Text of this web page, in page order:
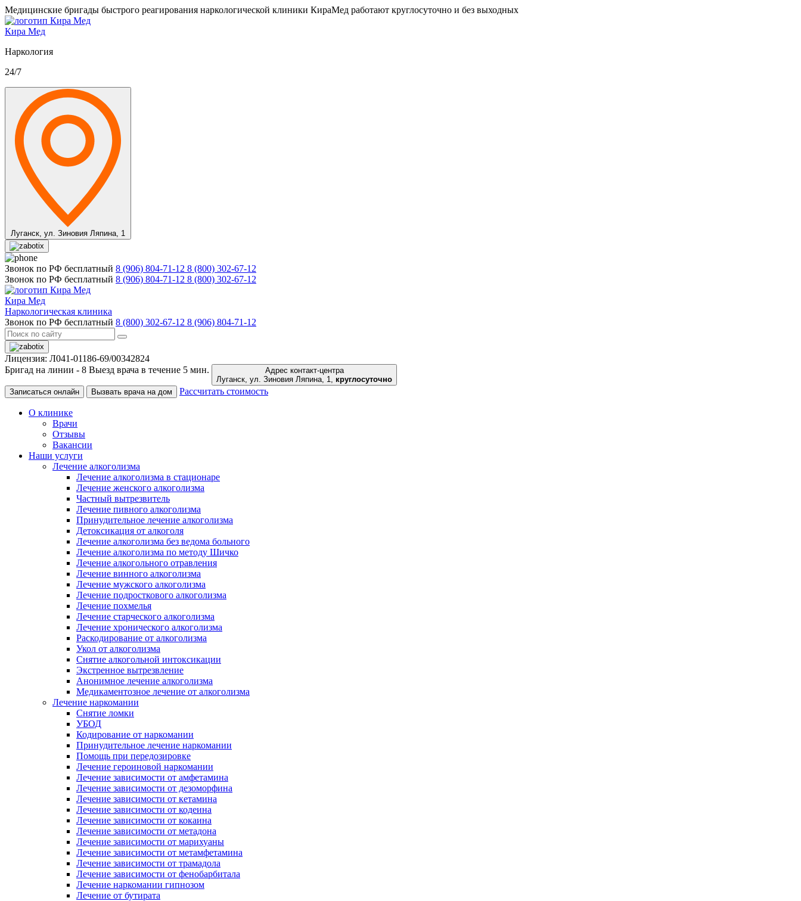
Медицинские бригады быстрого реагирования наркологической клиники КираМед работают круглосуточно и без выходных
Кира Мед
Наркология
24/7
Луганск, ул. Зиновия Ляпина, 1
Звонок по РФ бесплатный 8 (906) 804-71-12 8 (800) 302-67-12
Звонок по РФ бесплатный 8 (906) 804-71-12 8 (800) 302-67-12
Кира Мед
Наркологическая клиника
Звонок по РФ бесплатный 8 (800) 302-67-12 8 (906) 804-71-12
Лицензия: Л041-01186-69/00342824
Бригад на линии - 8 Выезд врача в течение 5 мин.
Адрес контакт-центра
Луганск, ул. Зиновия Ляпина, 1, круглосуточно
Записаться онлайн
Вызвать врача на дом Рассчитать стоимость
О клинике
Врачи
Отзывы
Вакансии
Наши услуги
Лечение алкоголизма
Лечение алкоголизма в стационаре
Лечение женского алкоголизма
Частный вытрезвитель
Лечение пивного алкоголизма
Принудительное лечение алкоголизма
Детоксикация от алкоголя
Лечение алкоголизма без ведома больного
Лечение алкоголизма по методу Шичко
Лечение алкогольного отравления
Лечение винного алкоголизма
Лечение мужского алкоголизма
Лечение подросткового алкоголизма
Лечение похмелья
Лечение старческого алкоголизма
Лечение хронического алкоголизма
Раскодирование от алкоголизма
Укол от алкоголизма
Снятие алкогольной интоксикации
Экстренное вытрезвление
Анонимное лечение алкоголизма
Медикаментозное лечение от алкоголизма
Лечение наркомании
Снятие ломки
УБОД
Кодирование от наркомании
Принудительное лечение наркомании
Помощь при передозировке
Лечение героиновой наркомании
Лечение зависимости от амфетамина
Лечение зависимости от дезоморфина
Лечение зависимости от кетамина
Лечение зависимости от кодеина
Лечение зависимости от кокаина
Лечение зависимости от метадона
Лечение зависимости от марихуаны
Лечение зависимости от метамфетамина
Лечение зависимости от трамадола
Лечение зависимости от фенобарбитала
Лечение наркомании гипнозом
Лечение от бутирата